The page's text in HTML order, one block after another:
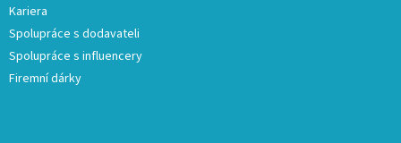
Kariera
Spolupráce s dodavateli
Spolupráce s influencery
Firemní dárky